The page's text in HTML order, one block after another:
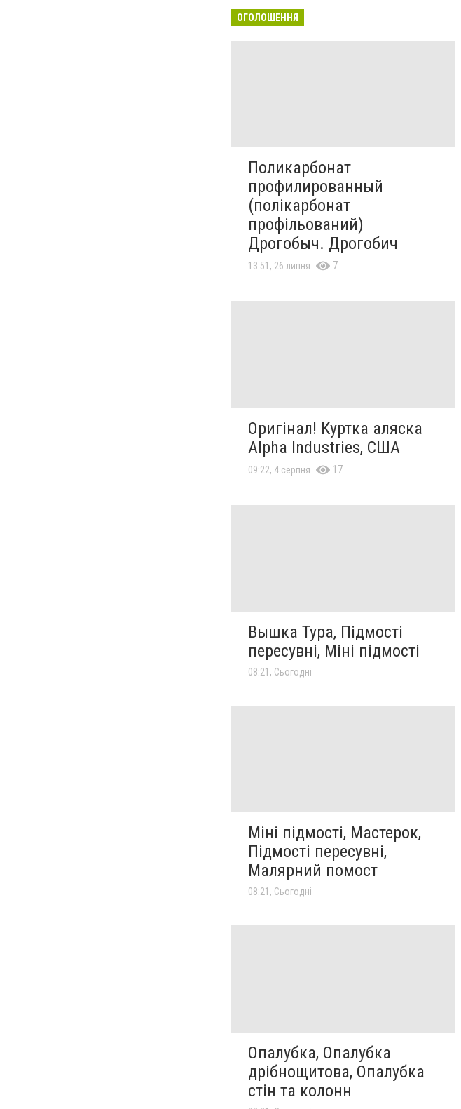
ОГОЛОШЕННЯ
Поликарбонат
профилированный
(полікарбонат
профільований)
Дрогобыч. Дрогобич
13:51, 26 липня 7
Оригінал! Куртка аляска
Alpha Industries, США
09:22, 4 серпня 17
Вышка Тура, Підмості
пересувні, Міні підмості
08:21, Сьогодні
Міні підмості, Мастерок,
Підмості пересувні,
Малярний помост
08:21, Сьогодні
Опалубка, Опалубка
дрібнощитова, Опалубка
стін та колонн